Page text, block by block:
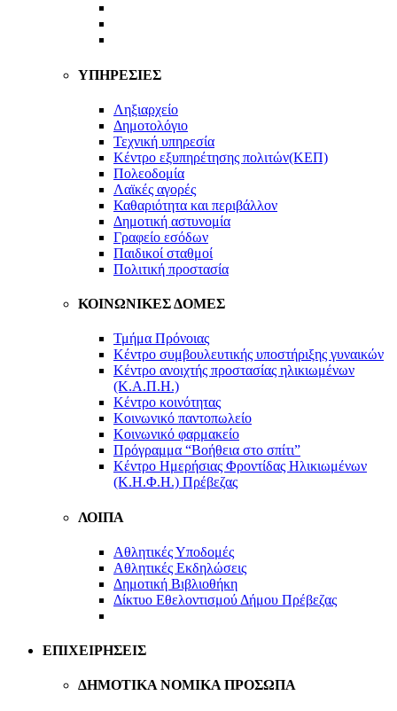
ΥΠΗΡΕΣΙΕΣ
Ληξιαρχείο
Δημοτολόγιο
Τεχνική υπηρεσία
Κέντρο εξυπηρέτησης πολιτών(ΚΕΠ)
Πολεοδομία
Λαϊκές αγορές
Καθαριότητα και περιβάλλον
Δημοτική αστυνομία
Γραφείο εσόδων
Παιδικοί σταθμοί
Πολιτική προστασία
ΚΟΙΝΩΝΙΚΕΣ ΔΟΜΕΣ
Τμήμα Πρόνοιας
Κέντρο συμβουλευτικής υποστήριξης γυναικών
Κέντρο ανοιχτής προστασίας ηλικιωμένων
(Κ.Α.Π.Η.)
Κέντρο κοινότητας
Κοινωνικό παντοπωλείο
Kοινωνικό φαρμακείο
Πρόγραμμα “Βοήθεια στο σπίτι”
Κέντρο Ημερήσιας Φροντίδας Ηλικιωμένων
(Κ.Η.Φ.Η.) Πρέβεζας
ΛΟΙΠΑ
Αθλητικές Υποδομές
Αθλητικές Εκδηλώσεις
Δημοτική Βιβλιοθήκη
Δίκτυο Εθελοντισμού Δήμου Πρέβεζας
ΕΠΙΧΕΙΡΗΣΕΙΣ
ΔΗΜΟΤΙΚΑ ΝΟΜΙΚΑ ΠΡΟΣΩΠΑ